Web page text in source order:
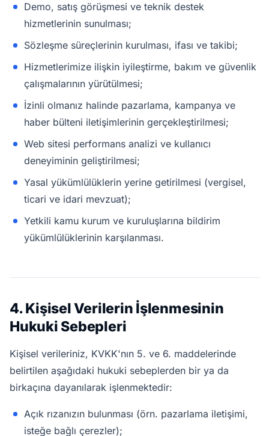
Demo, satış görüşmesi ve teknik destek
hizmetlerinin sunulması;
Sözleşme süreçlerinin kurulması, ifası ve takibi;
Hizmetlerimize ilişkin iyileştirme, bakım ve güvenlik
çalışmalarının yürütülmesi;
İzinli olmanız halinde pazarlama, kampanya ve
haber bülteni iletişimlerinin gerçekleştirilmesi;
Web sitesi performans analizi ve kullanıcı
deneyiminin geliştirilmesi;
Yasal yükümlülüklerin yerine getirilmesi (vergisel,
ticari ve idari mevzuat);
Yetkili kamu kurum ve kuruluşlarına bildirim
yükümlülüklerinin karşılanması.
4. Kişisel Verilerin İşlenmesinin
Hukuki Sebepleri
Kişisel verileriniz, KVKK'nın 5. ve 6. maddelerinde
belirtilen aşağıdaki hukuki sebeplerden bir ya da
birkaçına dayanılarak işlenmektedir:
Açık rızanızın bulunması (örn. pazarlama iletişimi,
isteğe bağlı çerezler);